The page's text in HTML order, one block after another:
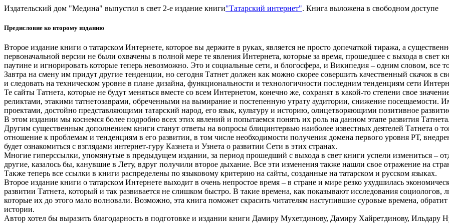
Издательский дом "Медина" выпустил в свет 2-е издание книги"Татарский интернет". Книга выложена в свободном доступе
Предисловие ко второму изданию
Второе издание книги о татарском Интернете, которое вы держите в руках, является не просто допечаткой тиража, а
первоначальной версии не были охвачены в полной мере те явления Интернета, которые за время, прошедшее с выхода в свет
паутине и игнорировать которые теперь невозможно. Это и социальные сети, и блогосфера, и Википедия – одним словом, все
Завтра на смену им придут другие тенденции, но сегодня Татнет должен как можно скорее совершить качественный скачок в
и следовать на техническом уровне в плане дизайна, функциональности и технологичности последним тенденциям сети
Те сайты Татнета, которые не будут меняться вместе со всем Интернетом, конечно же, сохранят в какой-то степени свое
реликтами, этакими татнетозаврами, обреченными на вымирание и постепенную утрату аудитории, снижение посещаемости.
проектами, достойно представляющими татарский народ, его язык, культуру и историю, олицетворяющими позитивное
В этом издании мы коснемся более подробно всех этих явлений и попытаемся понять их роль на данном этапе развития
Другим существенным дополнением книги станут ответы на вопросы блицинтервью наиболее известных деятелей Татнета о
отношение к проблемам и тенденциям в его развитии, в том числе необходимости получения домена первого уровня РТ,
будет ознакомиться с взглядами интернет-гуру Казнета и Узнета о развитии Сети в этих странах.
Многие гиперссылки, упомянутые в предыдущем издании, за период прошедший с выхода в свет книги успели измениться –
другие, казалось бы, канувшие в Лету, вдруг получили второе дыхание. Все эти изменения также нашли свое отражение на
Также теперь все ссылки в книги распределены по языковому критерию на сайты, созданные на татарском и русском языках.
Второе издание книги о татарском Интернете выходит в очень непростое время – в стране и мире резко ухудшилась
развитии Татнета, который и так развивается не слишком быстро. В такие времена, как показывают исследования социологов,
которые их до этого мало волновали. Возможно, эта книга поможет скрасить читателям наступившие суровые времена,
истории.
Автор хотел бы выразить благодарность в подготовке и издании книги Дамиру Мухетдинову, Дамиру Хайретдинову, Ильдару